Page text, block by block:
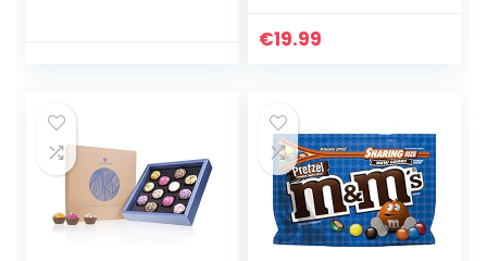
Grappige
voor
muziekliefhebbers
| Muzikant |
Vaderdag
€19.99